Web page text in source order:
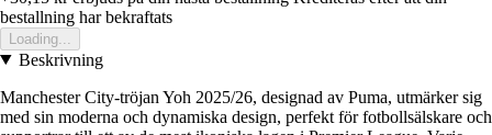
bestallning har bekraftats
Loading...
Beskrivning
Manchester City-tröjan Yoh 2025/26, designad av Puma, utmärker sig
med sin moderna och dynamiska design, perfekt för fotbollsälskare och